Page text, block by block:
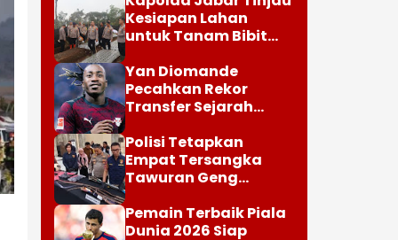
Empat Tersangka
Tawuran Geng
Semarang-Kendal
Pemain Terbaik Piala
Dunia 2026 Siap
Berlabu 4 Tahun di
Barcelona
Selengkapnya
PEMDA